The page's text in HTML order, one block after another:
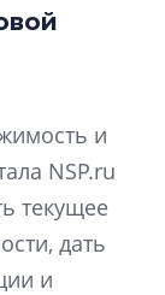
и
NSP.ru
текущее
дать
и